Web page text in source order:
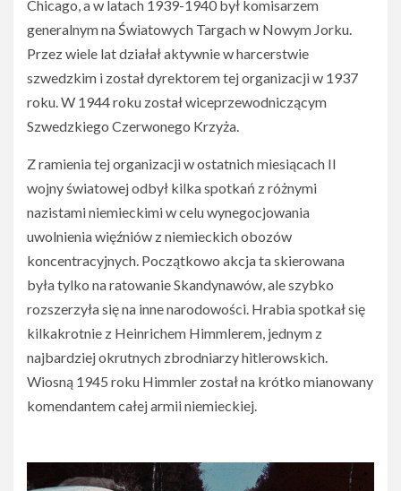
Chicago, a w latach 1939-1940 był komisarzem
generalnym na Światowych Targach w Nowym Jorku.
Przez wiele lat działał aktywnie w harcerstwie
szwedzkim i został dyrektorem tej organizacji w 1937
roku. W 1944 roku został wiceprzewodniczącym
Szwedzkiego Czerwonego Krzyża.
Z ramienia tej organizacji w ostatnich miesiącach II
wojny światowej odbył kilka spotkań z różnymi
nazistami niemieckimi w celu wynegocjowania
uwolnienia więźniów z niemieckich obozów
koncentracyjnych. Początkowo akcja ta skierowana
była tylko na ratowanie Skandynawów, ale szybko
rozszerzyła się na inne narodowości. Hrabia spotkał się
kilkakrotnie z Heinrichem Himmlerem, jednym z
najbardziej okrutnych zbrodniarzy hitlerowskich.
Wiosną 1945 roku Himmler został na krótko mianowany
komendantem całej armii niemieckiej.